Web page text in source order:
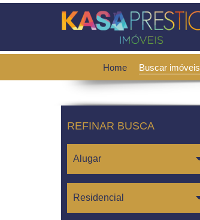
Home Buscar imóveis
REFINAR BUSCA